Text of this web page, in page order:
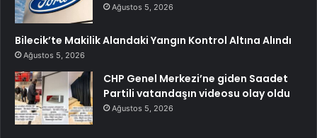
Ağustos 5, 2026
Bilecik’te Makilik Alandaki Yangın Kontrol Altına Alındı
Ağustos 5, 2026
CHP Genel Merkezi’ne giden Saadet
Partili vatandaşın videosu olay oldu
Ağustos 5, 2026